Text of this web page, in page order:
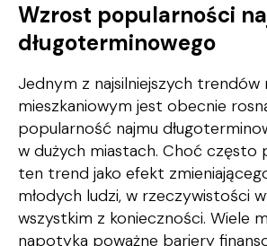
Wzrost popularności
długoterminowego
Jednym z najsilniejszych trendów
mieszkaniowym jest obecnie
popularność najmu
w dużych miastach. Choć często
ten trend jako efekt
młodych ludzi, w rzeczywistości
wszystkim z konieczności. Wiele
napotyka poważne bariery